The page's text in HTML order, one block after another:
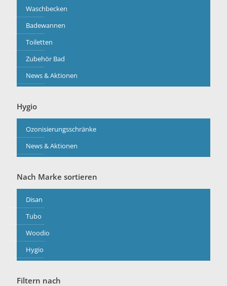
Waschbecken
Badewannen
Toiletten
Zubehör Bad
News & Aktionen
Hygio
Ozonisierungsschränke
News & Aktionen
Nach Marke sortieren
Disan
Tubo
Woodio
Hygio
Filtern nach